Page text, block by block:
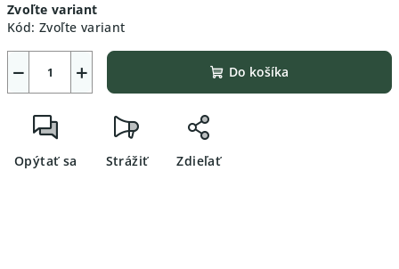
cena:
Zvoľte variant
Kód: Zvoľte variant
+
− Do košíka
Opýtať sa Strážiť Zdieľať